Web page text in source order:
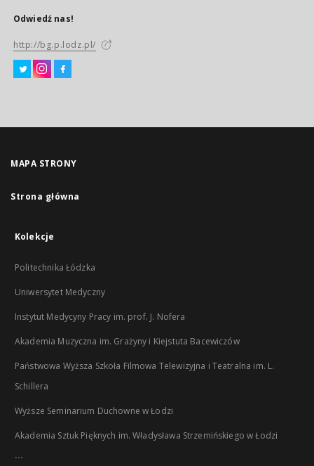
Odwiedź nas!
http://bg.p.lodz.pl/
MAPA STRONY
Strona główna
Kolekcje
Politechnika Łódzka
Uniwersytet Medyczny
Instytut Medycyny Pracy im. prof. J. Nofera
Akademia Muzyczna im. Grażyny i Kiejstuta Bacewiczów
Państwowa Wyższa Szkoła Filmowa Telewizyjna i Teatralna im. L.
Schillera
Wyższe Seminarium Duchowne w Łodzi
Akademia Sztuk Pięknych im. Władysława Strzemińskiego w Łodzi
...